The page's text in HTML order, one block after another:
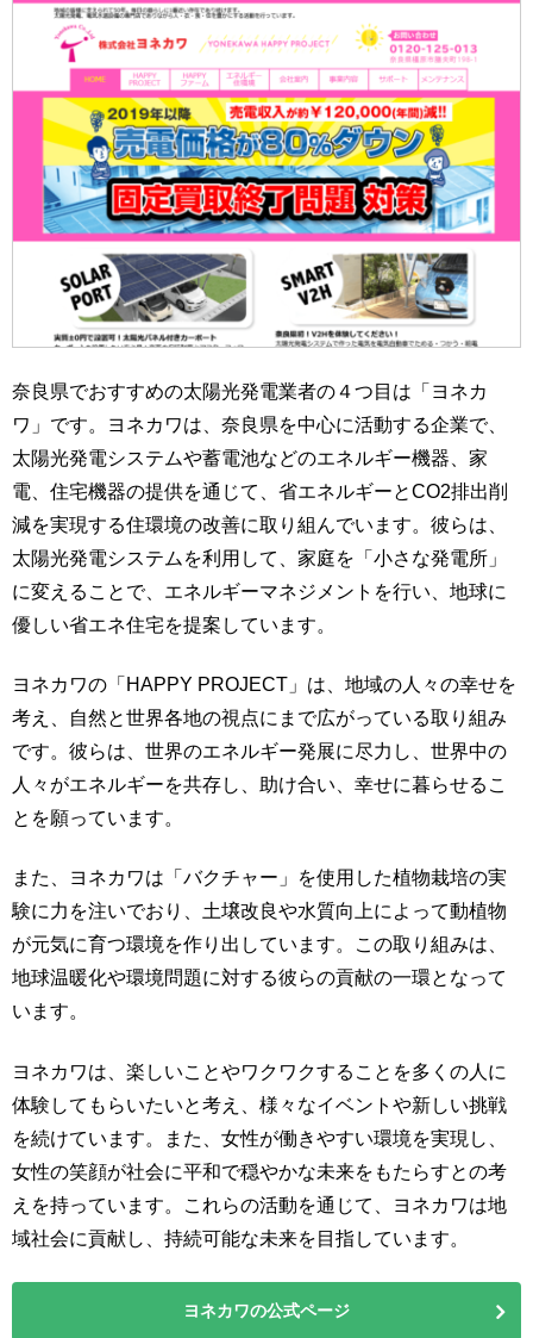
奈良県でおすすめの太陽光発電業者の４つ目は「ヨネカ
ワ」です。ヨネカワは、奈良県を中心に活動する企業で、
太陽光発電システムや蓄電池などのエネルギー機器、家
電、住宅機器の提供を通じて、省エネルギーとCO2排出削
減を実現する住環境の改善に取り組んでいます。彼らは、
太陽光発電システムを利用して、家庭を「小さな発電所」
に変えることで、エネルギーマネジメントを行い、地球に
優しい省エネ住宅を提案しています。
ヨネカワの「HAPPY PROJECT」は、地域の人々の幸せを
考え、自然と世界各地の視点にまで広がっている取り組み
です。彼らは、世界のエネルギー発展に尽力し、世界中の
人々がエネルギーを共存し、助け合い、幸せに暮らせるこ
とを願っています。
また、ヨネカワは「バクチャー」を使用した植物栽培の実
験に力を注いでおり、土壌改良や水質向上によって動植物
が元気に育つ環境を作り出しています。この取り組みは、
地球温暖化や環境問題に対する彼らの貢献の一環となって
います。
ヨネカワは、楽しいことやワクワクすることを多くの人に
体験してもらいたいと考え、様々なイベントや新しい挑戦
を続けています。また、女性が働きやすい環境を実現し、
女性の笑顔が社会に平和で穏やかな未来をもたらすとの考
えを持っています。これらの活動を通じて、ヨネカワは地
域社会に貢献し、持続可能な未来を目指しています。
ヨネカワの公式ページ